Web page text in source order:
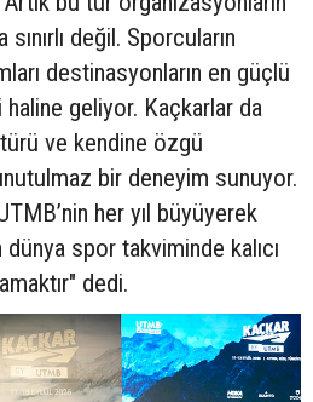
değil. Sporcuların
destinasyonların en güçlü
haline geliyor. Kaçkarlar da
ve kendine özgü
bir deneyim sunuyor.
her yıl büyüyerek
dünya spor takviminde kalıcı
dedi.